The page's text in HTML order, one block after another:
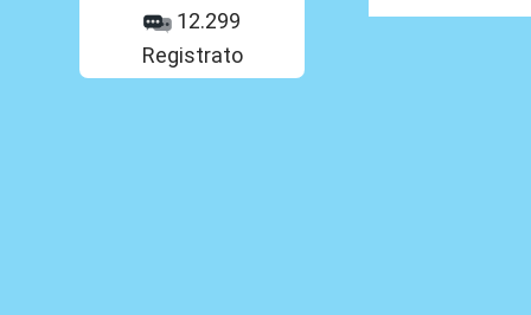
12.299
Registrato